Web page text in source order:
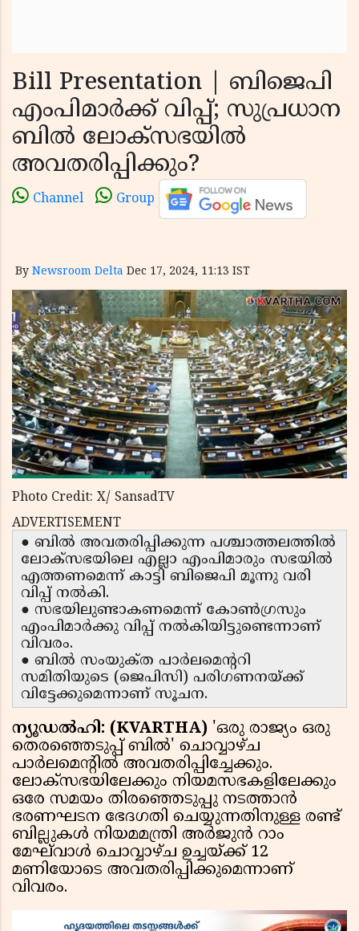
Bill Presentation | ബിജെപി
എംപിമാർക്ക് വിപ്പ്; സുപ്രധാന
ബിൽ ലോക്സഭയിൽ
അവതരിപ്പിക്കും?
Channel Group
By Newsroom Delta Dec 17, 2024, 11:13 IST
Photo Credit: X/ SansadTV
ADVERTISEMENT
● ബിൽ അവതരിപ്പിക്കുന്ന പശ്ചാത്തലത്തിൽ
ലോക്‌സഭയിലെ എല്ലാ എംപിമാരും സഭയിൽ
എത്തണമെന്ന് കാട്ടി ബിജെപി മൂന്നു വരി
വിപ്പ് നൽകി.
● സഭയിലുണ്ടാകണമെന്ന് കോൺഗ്രസും
എംപിമാർക്കു വിപ്പ് നൽകിയിട്ടുണ്ടെന്നാണ്
വിവരം.
● ബിൽ സംയുക്‌ത പാർലമെന്ററി
സമിതിയുടെ (ജെപിസി) പരിഗണനയ്ക്ക്
വിട്ടേക്കുമെന്നാണ് സൂചന.
ന്യൂഡൽഹി: (KVARTHA) 'ഒരു രാജ്യം ഒരു
തെരഞ്ഞെടുപ്പ് ബിൽ' ചൊവ്വാഴ്ച
പാർലമെൻ്റിൽ അവതരിപ്പിച്ചേക്കും.
ലോക്‌സഭയിലേക്കും നിയമസഭകളിലേക്കും
ഒരേ സമയം തിരഞ്ഞെടുപ്പു നടത്താൻ
ഭരണഘടന ഭേദഗതി ചെയ്യുന്നതിനുള്ള രണ്ട്
ബില്ലുകൾ നിയമമന്ത്രി അർജുൻ റാം
മേഘ്‌വാൾ ചൊവ്വാഴ്ച ഉച്ചയ്ക്ക് 12
മണിയോടെ അവതരിപ്പിക്കുമെന്നാണ്
വിവരം.